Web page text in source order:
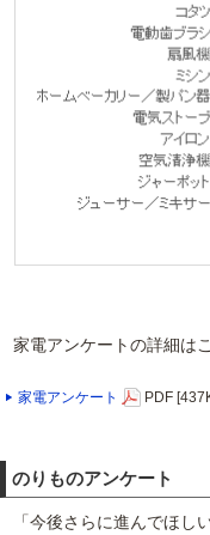
家電アンケートの詳細は
家電アンケート PDF
のりものアンケート
「今後さらに進んでほ